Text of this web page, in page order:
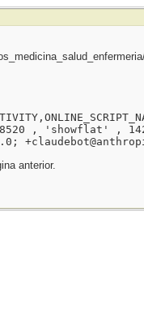
, 'showflat'
anterior.